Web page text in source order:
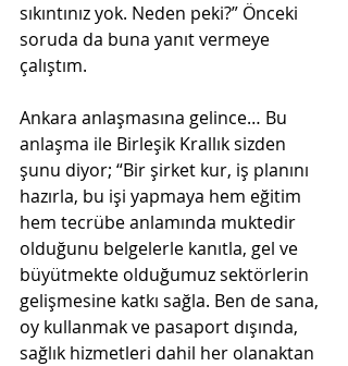
sıkıntınız yok. Neden peki?” Önceki
soruda da buna yanıt vermeye
çalıştım.
Ankara anlaşmasına gelince… Bu
anlaşma ile Birleşik Krallık sizden
şunu diyor; “Bir şirket kur, iş planını
hazırla, bu işi yapmaya hem eğitim
hem tecrübe anlamında muktedir
olduğunu belgelerle kanıtla, gel ve
büyütmekte olduğumuz sektörlerin
gelişmesine katkı sağla. Ben de sana,
oy kullanmak ve pasaport dışında,
sağlık hizmetleri dahil her olanaktan